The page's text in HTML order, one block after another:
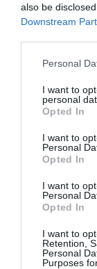
also be
Downstream
Please note
not limited to
grant or deny
use your data
consent section.
Personal
I want to
personal
Opted In
I want to
Personal
Opted In
I want to
Personal
Opted In
I want to
Retention,
Personal
Purposes
Γαλλική
επιχειρείται η
Κατσαφάδος:
για να
ΕΟΔΥ: Στα 65 τα
Έξι θάνατοι
Αυγερινός: «Η
κινήματος και
Πατάτες